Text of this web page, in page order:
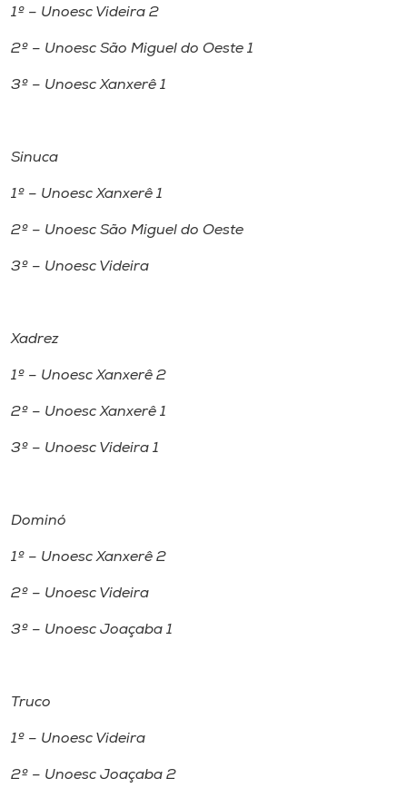
1º – Unoesc Videira 2
2º – Unoesc São Miguel do Oeste 1
3º – Unoesc Xanxerê 1
Sinuca
1º – Unoesc Xanxerê 1
2º – Unoesc São Miguel do Oeste
3º – Unoesc Videira
Xadrez
1º – Unoesc Xanxerê 2
2º – Unoesc Xanxerê 1
3º – Unoesc Videira 1
Dominó
1º – Unoesc Xanxerê 2
2º – Unoesc Videira
3º – Unoesc Joaçaba 1
Truco
1º – Unoesc Videira
2º – Unoesc Joaçaba 2